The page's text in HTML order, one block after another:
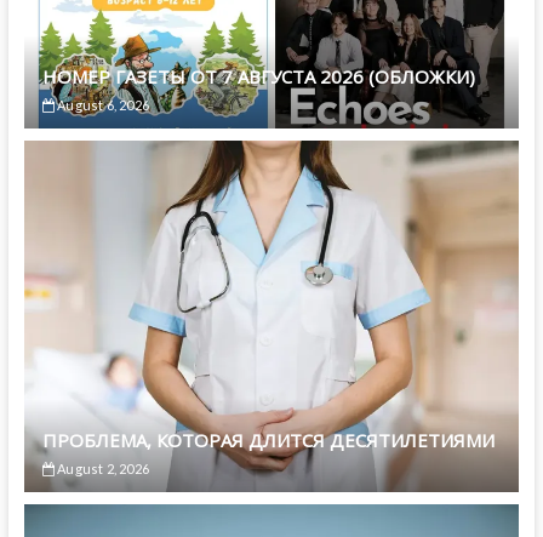
НОМЕР ГАЗЕТЫ ОТ 7 АВГУСТА 2026 (ОБЛОЖКИ)
August 6, 2026
ПРОБЛЕМА, КОТОРАЯ ДЛИТСЯ ДЕСЯТИЛЕТИЯМИ
August 2, 2026